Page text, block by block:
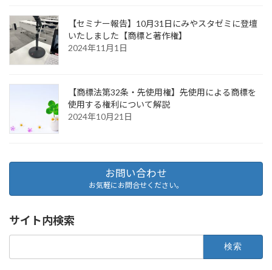
【セミナー報告】10月31日にみやスタゼミに登壇
いたしました【商標と著作権】
2024年11月1日
【商標法第32条・先使用権】先使用による商標を
使用する権利について解説
2024年10月21日
お問い合わせ
お気軽にお問合せください。
サイト内検索